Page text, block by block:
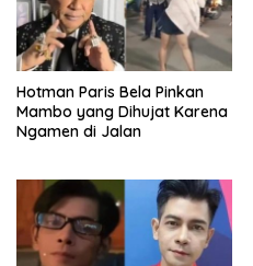
Hotman Paris Bela Pinkan
Mambo yang Dihujat Karena
Ngamen di Jalan